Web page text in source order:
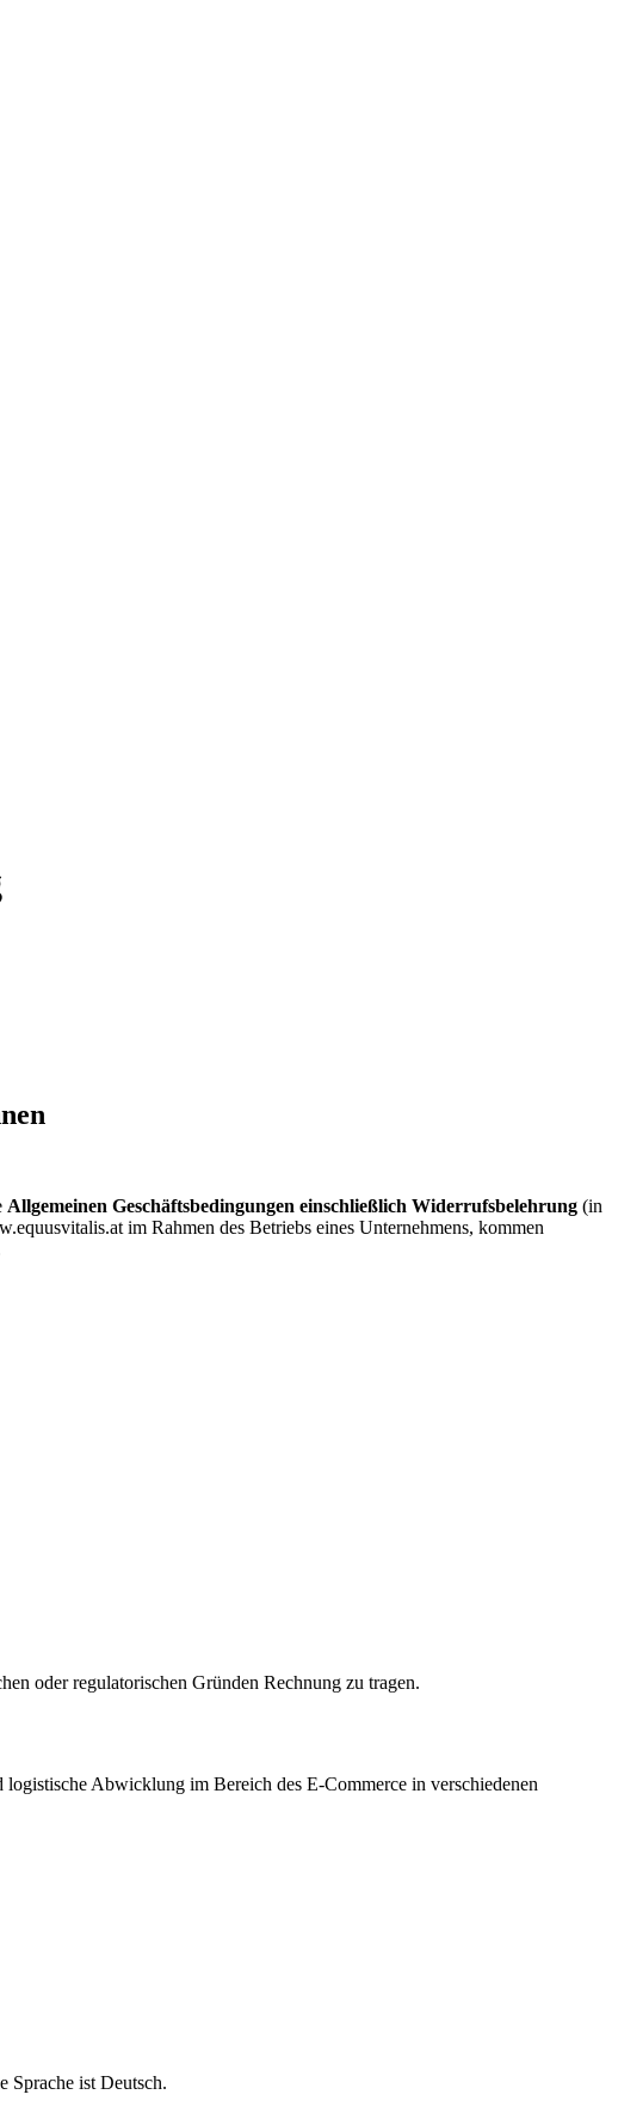
Allgemeinen Geschäftsbedingungen einschließlich Widerrufsbelehrung (in
im Rahmen des Betriebs eines Unternehmens, kommen
oder regulatorischen Gründen Rechnung zu tragen.
Abwicklung im Bereich des E-Commerce in verschiedenen
Sprache ist Deutsch.